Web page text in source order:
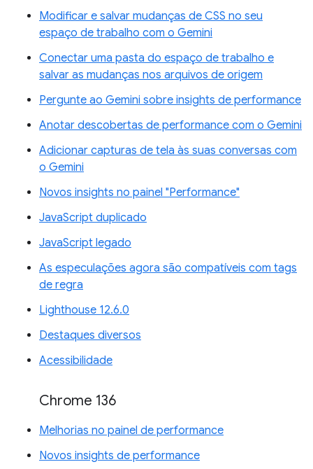
Modificar e salvar mudanças de CSS no seu
espaço de trabalho com o Gemini
Conectar uma pasta do espaço de trabalho e
salvar as mudanças nos arquivos de origem
Pergunte ao Gemini sobre insights de performance
Anotar descobertas de performance com o Gemini
Adicionar capturas de tela às suas conversas com
o Gemini
Novos insights no painel "Performance"
JavaScript duplicado
JavaScript legado
As especulações agora são compatíveis com tags
de regra
Lighthouse 12.6.0
Destaques diversos
Acessibilidade
Chrome 136
Melhorias no painel de performance
Novos insights de performance